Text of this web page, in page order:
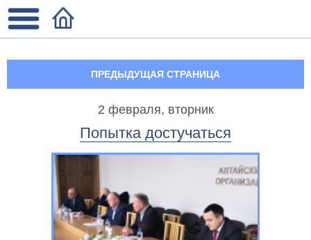
ПРЕДЫДУЩАЯ СТРАНИЦА
2 февраля, вторник
Попытка достучаться